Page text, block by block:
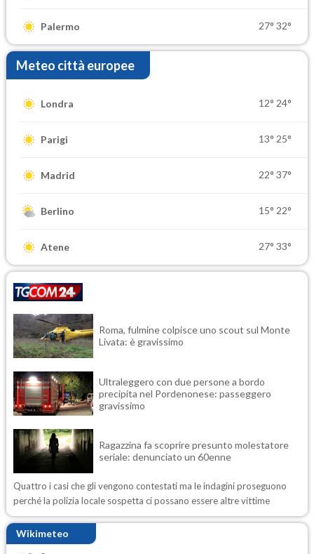
Palermo 27° 32°
Meteo città europee
Londra 12° 24°
Parigi 13° 25°
Madrid 22° 37°
Berlino 15° 22°
Atene 27° 33°
Roma, fulmine colpisce uno scout sul Monte
Livata: è gravissimo
Ultraleggero con due persone a bordo
precipita nel Pordenonese: passeggero
gravissimo
Ragazzina fa scoprire presunto molestatore
seriale: denunciato un 60enne
Quattro i casi che gli vengono contestati ma le indagini proseguono
perché la polizia locale sospetta ci possano essere altre vittime
Wikimeteo